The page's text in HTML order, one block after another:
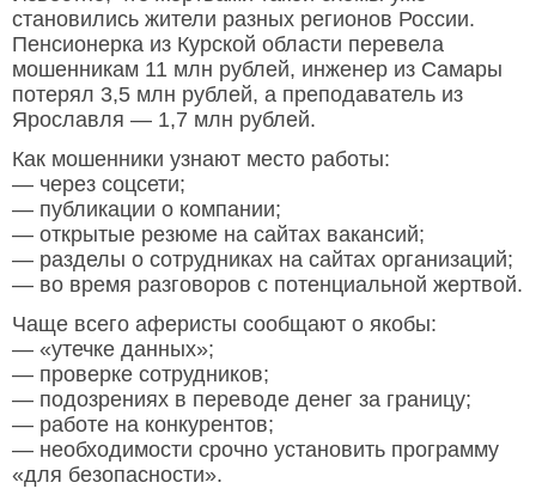
становились жители разных регионов России.
Пенсионерка из Курской области перевела
мошенникам 11 млн рублей, инженер из Самары
потерял 3,5 млн рублей, а преподаватель из
Ярославля — 1,7 млн рублей.
Как мошенники узнают место работы:
— через соцсети;
— публикации о компании;
— открытые резюме на сайтах вакансий;
— разделы о сотрудниках на сайтах организаций;
— во время разговоров с потенциальной жертвой.
Чаще всего аферисты сообщают о якобы:
— «утечке данных»;
— проверке сотрудников;
— подозрениях в переводе денег за границу;
— работе на конкурентов;
— необходимости срочно установить программу
«для безопасности».